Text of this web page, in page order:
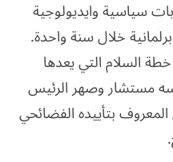
سياسية وايديولوجية
خلال سنة واحدة.
السلام التي يعدها
مستشار وصهر الرئيس
بتأييده الفضائحي